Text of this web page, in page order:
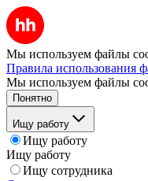
Мы используем файлы
Правила использования
Мы используем файлы
Понятно
Ищу работу
Ищу работу
Ищу работу
Ищу сотрудника